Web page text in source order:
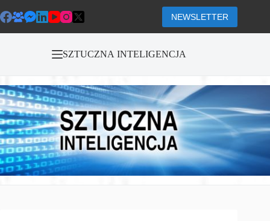
do
treści
NEWSLETTER
SZTUCZNA INTELIGENCJA